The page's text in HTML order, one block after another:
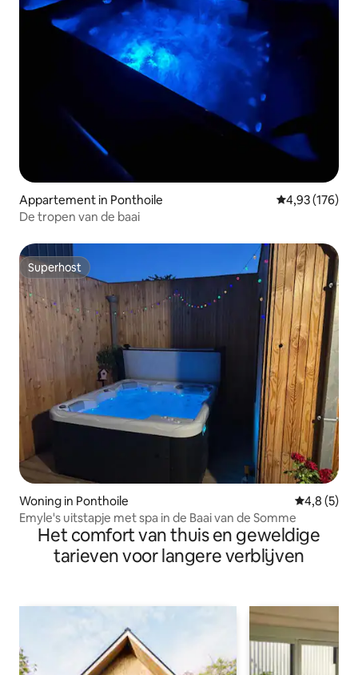
Appartement in Ponthoile Gemiddelde
4,93 (176)
De tropen van de baai
Superhost
Superhost
Woning in Ponthoile
4,8 (5)
Emyle's uitstapje met spa in de Baai van de Somme
Het comfort van thuis en geweldige
tarieven voor langere verblijven